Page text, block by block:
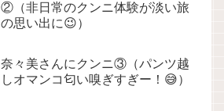
②（非日常のクンニ体験が淡い旅
の思い出に😉）
奈々美さんにクンニ③（パンツ越
しオマンコ匂い嗅ぎすぎー！😅）